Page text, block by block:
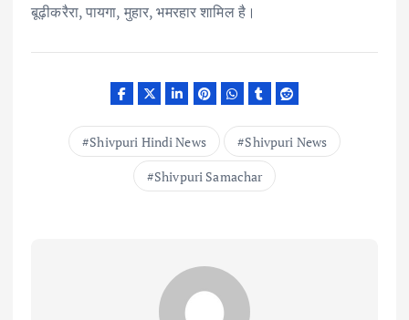
बूढ़ीकरैरा, पायगा, मुहार, भमरहार शामिल है।
Shivpuri Hindi News
Shivpuri News
Shivpuri Samachar